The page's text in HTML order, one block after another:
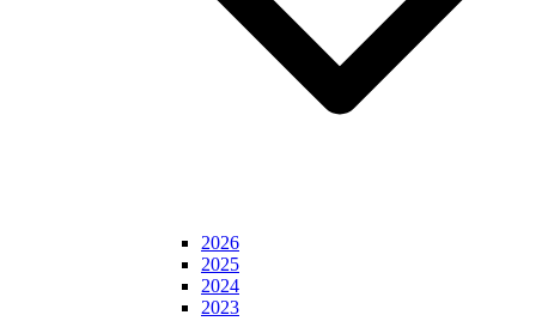
2026
2025
2024
2023